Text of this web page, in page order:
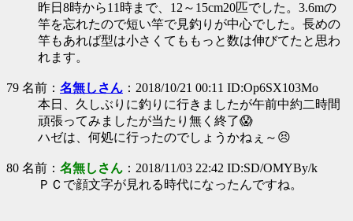
昨日8時から11時まで、12～15cm20匹でした。3.6mの
竿を忘れたので短い竿で見釣りが中心でした。長めの
竿もあれば型は小さくてももっと数は伸びてたと思わ
れます。
79 名前： 名無しさん ：2018/10/21 00:11 ID:Op6SX103Mo
本日、久しぶりに釣りに行きましたが午前中約二時間
頑張ってみましたが当たり無く終了😱
ハゼは、何処に行ったのでしょうかねぇ～😣
80 名前： 名無しさん ：2018/11/03 22:42 ID:SD/OMYBy/k
ＰＣで顔文字が見れる時代になったんですね。